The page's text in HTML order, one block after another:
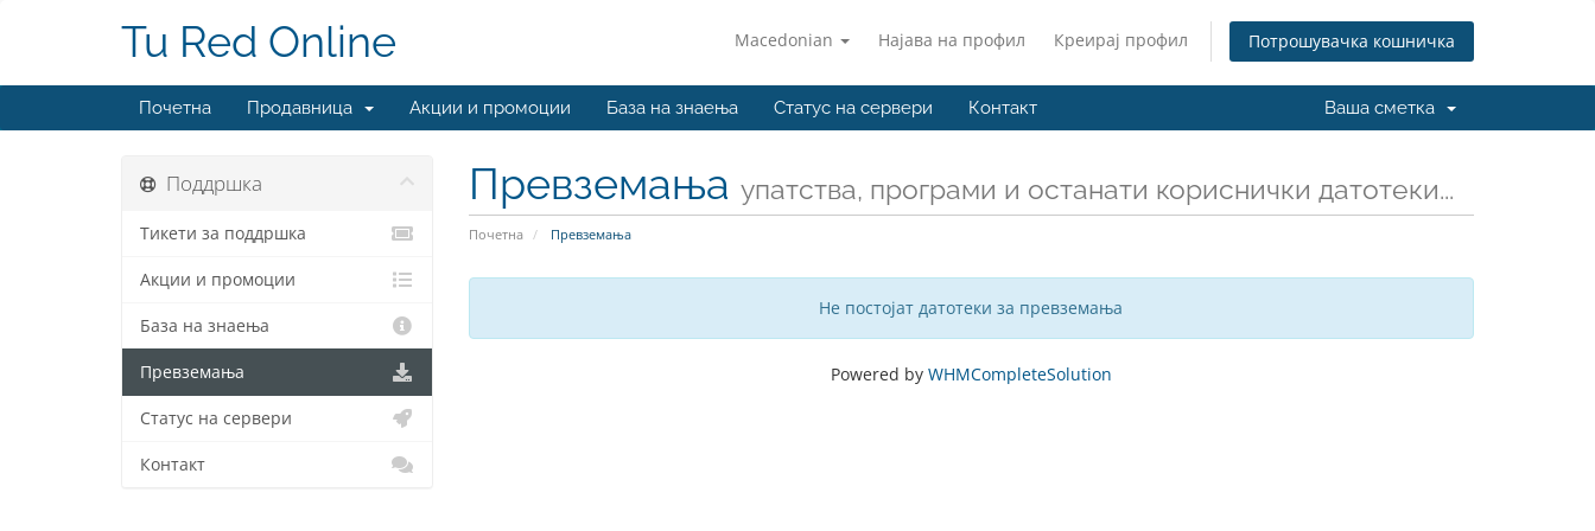
Macedonian Најава на профил Креирај профил Потрошувачка кошничка
Tu Red Online
Почетна Продавница Акции и промоции База на знаења Статус на сервери Контакт Ваша сметка
Превземања упатства, програми и останати кориснички датотеки...
Почетна Превземања
Не постојат датотеки за превземања
Powered by WHMCompleteSolution
Поддршка
Тикети за поддршка
Акции и промоции
База на знаења
Превземања
Статус на сервери
Контакт